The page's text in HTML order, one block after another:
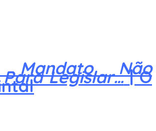
Não
Legislar… | O